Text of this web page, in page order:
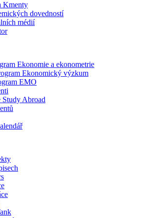
Kmenty
dovedností
médií
Ekonomie a ekonometrie
Ekonomický výzkum
EMO
Study Abroad